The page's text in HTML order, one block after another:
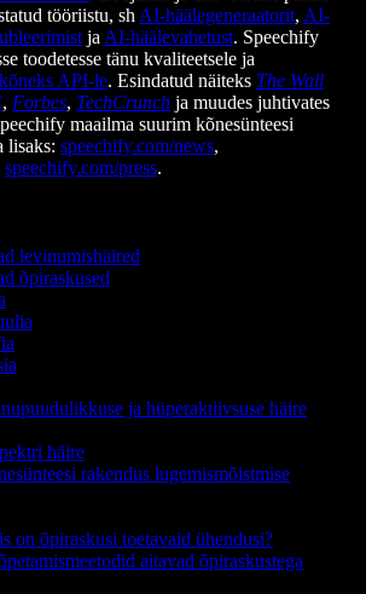
tööriistu, sh AI-häälegeneraatorit, AI-
ja AI-häälevahetust. Speechify
toodetesse tänu kvaliteetsele ja
API-le. Esindatud näiteks The Wall
, Forbes, TechCrunch ja muudes juhtivates
maailma suurim kõnesünteesi
lisaks: speechify.com/news,
speechify.com/press.
levinumishäired
õpiraskused
ja hüperaktiivsuse häire
häire
rakendus lugemismõistmise
on õpiraskusi toetavaid ühendusi?
aitavad õpiraskustega